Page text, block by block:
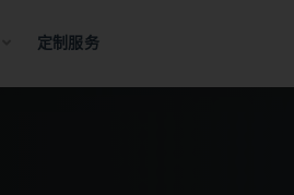
定制服务